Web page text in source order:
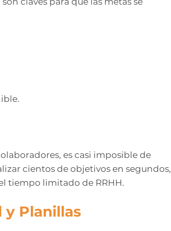
es casi imposible de
cientos de objetivos en segundos,
tiempo limitado de RRHH.
y Planillas